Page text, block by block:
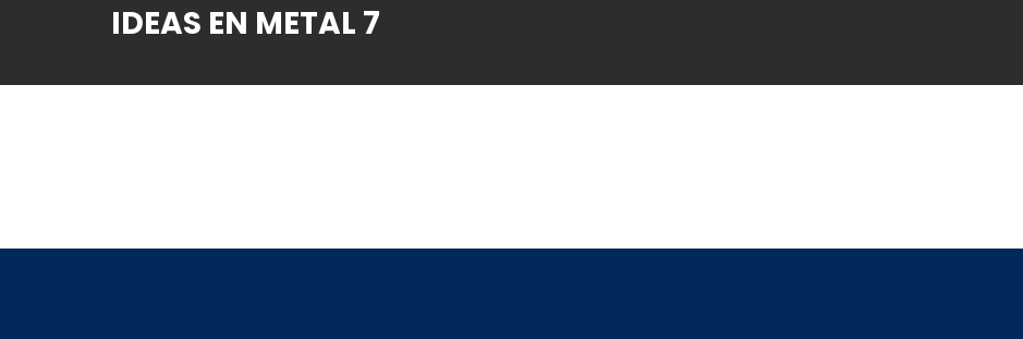
IDEAS EN METAL 7